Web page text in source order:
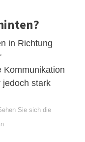
in Richtung
Kommunikation
jedoch stark
Sie sich die